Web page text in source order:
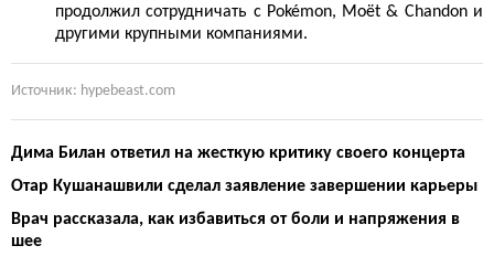
продолжил сотрудничать с Pokémon, Moët & Chandon и
другими крупными компаниями.
Источник: hypebeast.com
Дима Билан ответил на жесткую критику своего концерта
Отар Кушанашвили сделал заявление завершении карьеры
Врач рассказала, как избавиться от боли и напряжения в
шее